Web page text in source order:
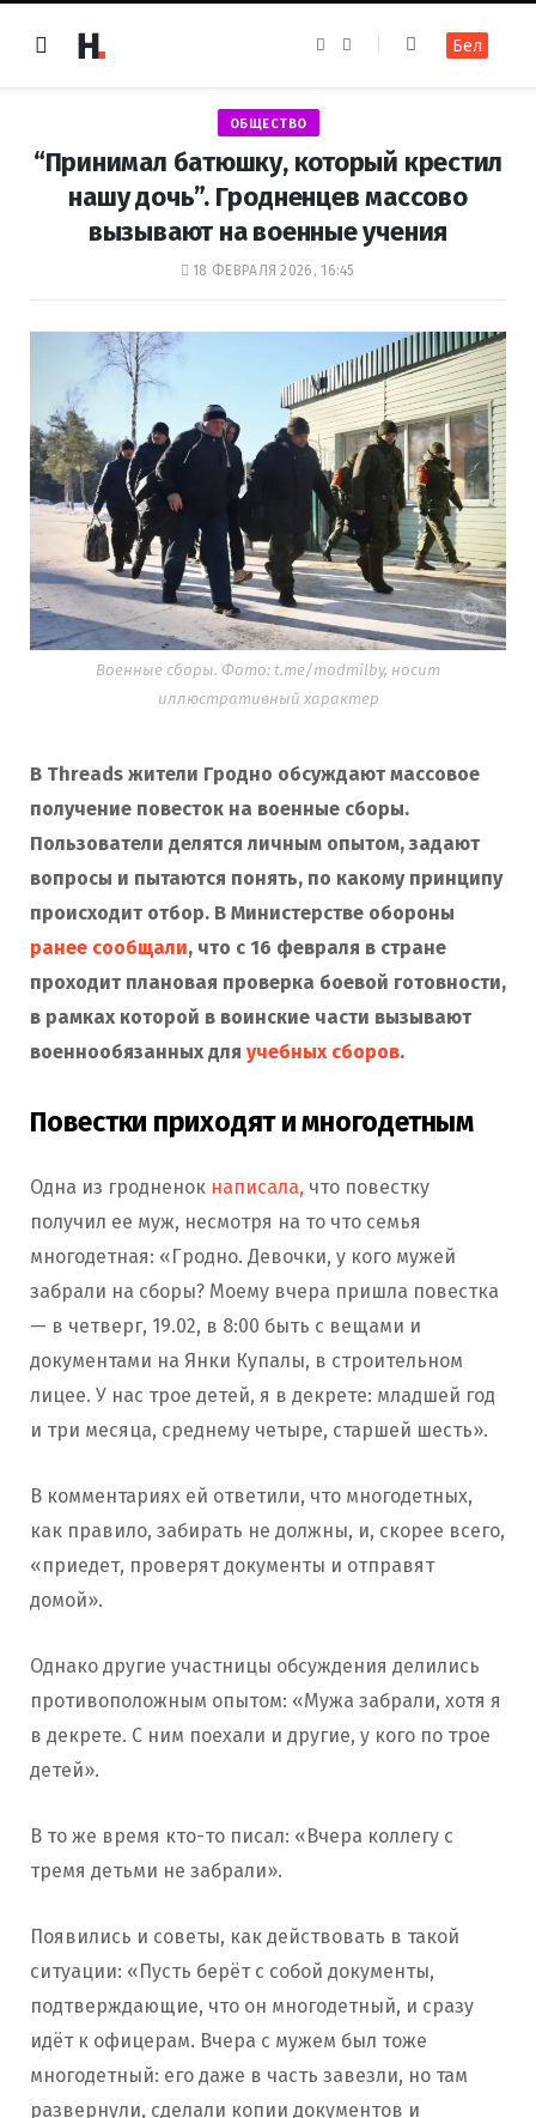
e
k
t
a
m
Бел
ОБЩЕСТВО
“Принимал батюшку, который крестил
нашу дочь”. Гродненцев массово
вызывают на военные учения
18 ФЕВРАЛЯ 2026, 16:45
Военные сборы. Фото: t.me/modmilby, носит
иллюстративный характер
В Threads жители Гродно обсуждают массовое
получение повесток на военные сборы.
Пользователи делятся личным опытом, задают
вопросы и пытаются понять, по какому принципу
происходит отбор. В Министерстве обороны
ранее сообщали, что с 16 февраля в стране
проходит плановая проверка боевой готовности,
в рамках которой в воинские части вызывают
военнообязанных для учебных сборов.
Повестки приходят и многодетным
Одна из гродненок написала, что повестку
получил ее муж, несмотря на то что семья
многодетная: «Гродно. Девочки, у кого мужей
забрали на сборы? Моему вчера пришла повестка
— в четверг, 19.02, в 8:00 быть с вещами и
документами на Янки Купалы, в строительном
лицее. У нас трое детей, я в декрете: младшей год
и три месяца, среднему четыре, старшей шесть».
В комментариях ей ответили, что многодетных,
как правило, забирать не должны, и, скорее всего,
«приедет, проверят документы и отправят
домой».
Однако другие участницы обсуждения делились
противоположным опытом: «Мужа забрали, хотя я
в декрете. С ним поехали и другие, у кого по трое
детей».
В то же время кто-то писал: «Вчера коллегу с
тремя детьми не забрали».
Появились и советы, как действовать в такой
ситуации: «Пусть берёт с собой документы,
подтверждающие, что он многодетный, и сразу
идёт к офицерам. Вчера с мужем был тоже
многодетный: его даже в часть завезли, но там
развернули, сделали копии документов и